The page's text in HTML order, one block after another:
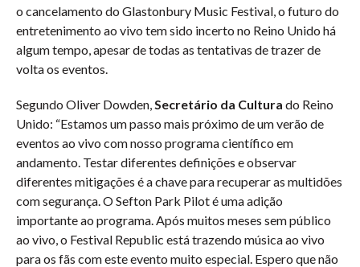
o cancelamento do Glastonbury Music Festival, o futuro do
entretenimento ao vivo tem sido incerto no Reino Unido há
algum tempo, apesar de todas as tentativas de trazer de
volta os eventos.
Segundo Oliver Dowden,Secretário da Cultura do Reino
Unido: “Estamos um passo mais próximo de um verão de
eventos ao vivo com nosso programa científico em
andamento. Testar diferentes definições e observar
diferentes mitigações é a chave para recuperar as multidões
com segurança. O Sefton Park Pilot é uma adição
importante ao programa. Após muitos meses sem público
ao vivo, o Festival Republic está trazendo música ao vivo
para os fãs com este evento muito especial. Espero que não